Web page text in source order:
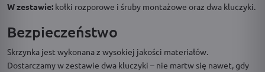
W zestawie: kołki rozporowe i śruby montażowe oraz dwa kluczyki.
Bezpieczeństwo
Skrzynka jest wykonana z wysokiej jakości materiałów.
Dostarczamy w zestawie dwa kluczyki – nie martw się nawet, gdy